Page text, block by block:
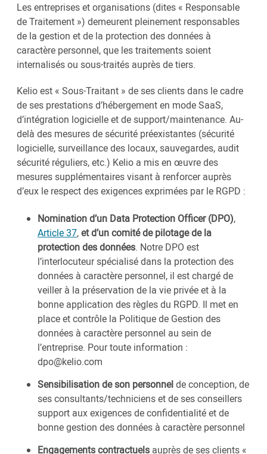
Les entreprises et organisations (dites « Responsable
de Traitement ») demeurent pleinement responsables
de la gestion et de la protection des données à
caractère personnel, que les traitements soient
internalisés ou sous-traités auprès de tiers.
Kelio est « Sous-Traitant » de ses clients dans le cadre
de ses prestations d’hébergement en mode SaaS,
d’intégration logicielle et de support/maintenance. Au-
delà des mesures de sécurité préexistantes (sécurité
logicielle, surveillance des locaux, sauvegardes, audit
sécurité réguliers, etc.) Kelio a mis en œuvre des
mesures supplémentaires visant à renforcer auprès
d’eux le respect des exigences exprimées par le RGPD :
Nomination d’un Data Protection Officer (DPO),
Article 37,et d’un comité de pilotage de la
protection des données. Notre DPO est
l’interlocuteur spécialisé dans la protection des
données à caractère personnel, il est chargé de
veiller à la préservation de la vie privée et à la
bonne application des règles du RGPD. Il met en
place et contrôle la Politique de Gestion des
données à caractère personnel au sein de
l’entreprise. Pour toute information :
dpo@kelio.com
Sensibilisationde son personnelde conception, de
ses consultants/techniciens et de ses conseillers
support aux exigences de confidentialité et de
bonne gestion des données à caractère personnel
Engagements contractuels auprès de ses clients «